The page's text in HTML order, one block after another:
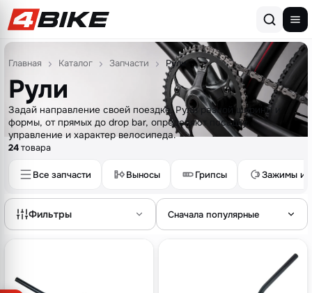
Перейти к содержимому
Главная Каталог Запчасти Рули
Рули
Задай направление своей поездке. Рули разной ширины и
формы, от прямых до drop bar, определяют посадку,
управление и характер велосипеда.
24товара
Все запчасти Выносы Грипсы Зажимы и
Фильтры Сначала популярные